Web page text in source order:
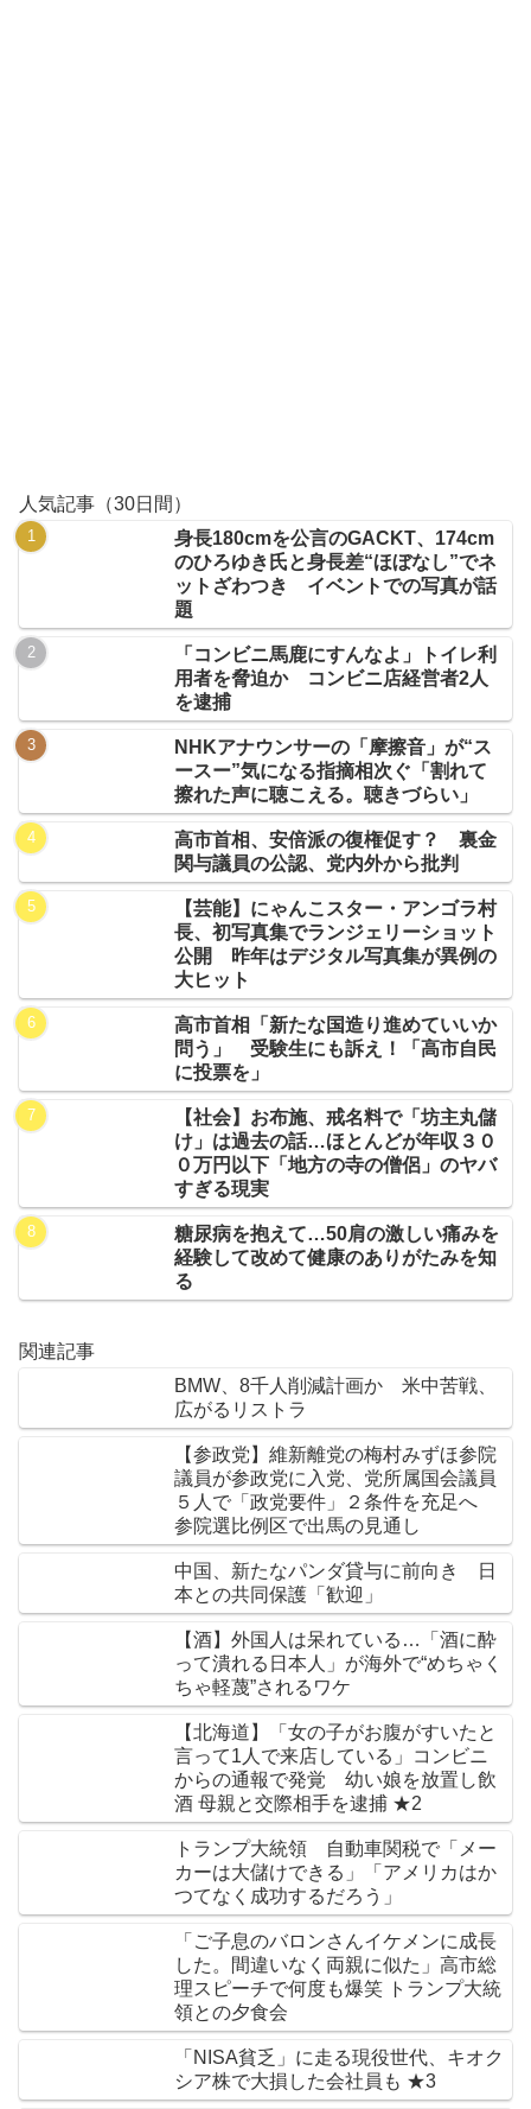
人気記事（30日間）
身長180cmを公言のGACKT、174cm
のひろゆき氏と身長差“ほぼなし”でネ
ットざわつき イベントでの写真が話
題
「コンビニ馬鹿にすんなよ」トイレ利
用者を脅迫か コンビニ店経営者2人
を逮捕
NHKアナウンサーの「摩擦音」が“ス
ースー”気になる指摘相次ぐ「割れて
擦れた声に聴こえる。聴きづらい」
高市首相、安倍派の復権促す？ 裏金
関与議員の公認、党内外から批判
【芸能】にゃんこスター・アンゴラ村
長、初写真集でランジェリーショット
公開 昨年はデジタル写真集が異例の
大ヒット
高市首相「新たな国造り進めていいか
問う」 受験生にも訴え！「高市自民
に投票を」
【社会】お布施、戒名料で「坊主丸儲
け」は過去の話…ほとんどが年収３０
０万円以下「地方の寺の僧侶」のヤバ
すぎる現実
糖尿病を抱えて…50肩の激しい痛みを
経験して改めて健康のありがたみを知
る
関連記事
BMW、8千人削減計画か 米中苦戦、
広がるリストラ
【参政党】維新離党の梅村みずほ参院
議員が参政党に入党、党所属国会議員
５人で「政党要件」２条件を充足へ
参院選比例区で出馬の見通し
中国、新たなパンダ貸与に前向き 日
本との共同保護「歓迎」
【酒】外国人は呆れている…「酒に酔
って潰れる日本人」が海外で“めちゃく
ちゃ軽蔑”されるワケ
【北海道】「女の子がお腹がすいたと
言って1人で来店している」コンビニ
からの通報で発覚 幼い娘を放置し飲
酒 母親と交際相手を逮捕 ★2
トランプ大統領 自動車関税で「メー
カーは大儲けできる」「アメリカはか
つてなく成功するだろう」
「ご子息のバロンさんイケメンに成長
した。間違いなく両親に似た」高市総
理スピーチで何度も爆笑 トランプ大統
領との夕食会
「NISA貧乏」に走る現役世代、キオク
シア株で大損した会社員も ★3